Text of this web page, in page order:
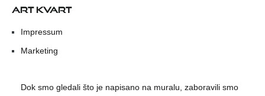
ART KVART
Impressum
Marketing
Dok smo gledali što je napisano na muralu, zaboravili smo